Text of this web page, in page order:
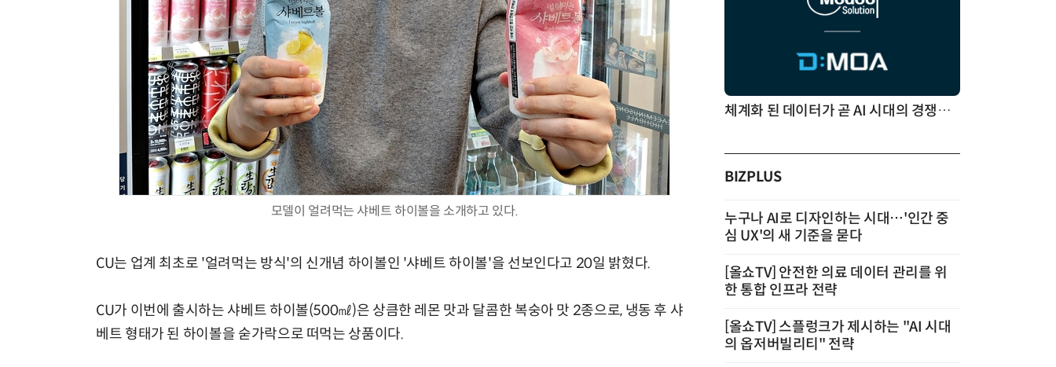
모델이 얼려먹는 샤베트 하이볼을 소개하고 있다.
CU는 업계 최초로 '얼려먹는 방식'의 신개념 하이볼인 '샤베트 하이볼'을 선보인다고 20일 밝혔다.
CU가 이번에 출시하는 샤베트 하이볼(500㎖)은 상큼한 레몬 맛과 달콤한 복숭아 맛 2종으로, 냉동 후 샤
베트 형태가 된 하이볼을 숟가락으로 떠먹는 상품이다.
AI Native Enterprise를 지원하는 AI Ready Data 플랫폼 활용 전략 체계화 된 데이터가 곧 AI 시대의 경쟁력이다
BIZPLUS
누구나 AI로 디자인하는 시대…'인간 중
심 UX'의 새 기준을 묻다
[올쇼TV] 안전한 의료 데이터 관리를 위
한 통합 인프라 전략
[올쇼TV] 스플렁크가 제시하는 "AI 시대
의 옵저버빌리티" 전략